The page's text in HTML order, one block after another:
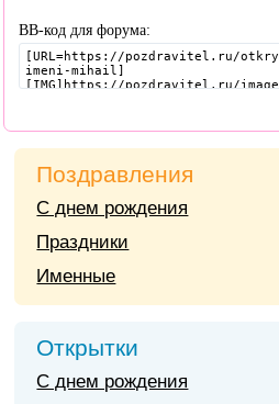
BB-код для форума:
Поздравления
С днем рождения
Праздники
Именные
Открытки
С днем рождения